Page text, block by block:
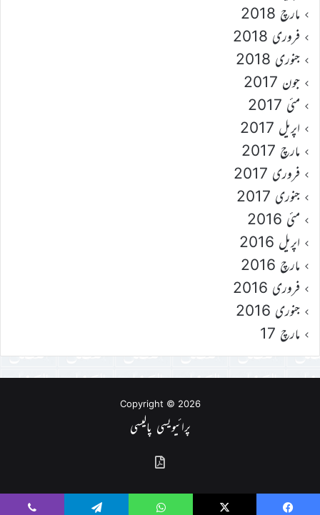
مارچ 2018
فروری 2018
جنوری 2018
جون 2017
مئی 2017
اپریل 2017
مارچ 2017
فروری 2017
جنوری 2017
مئی 2016
اپریل 2016
مارچ 2016
فروری 2016
جنوری 2016
مارچ 17
Copyright © 2026
پرائیویسی پالیسی
گذشتہ
شمارے